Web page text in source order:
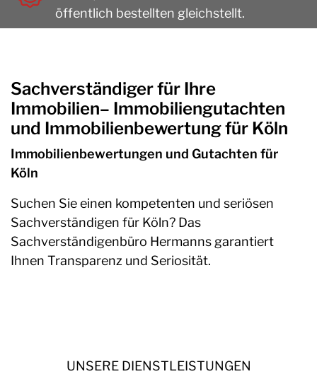
öffentlich bestellten gleichstellt.
Sachverständiger für Ihre
Immobilien– Immobiliengutachten
und Immobilienbewertung für Köln
Immobilienbewertungen und Gutachten für
Köln
Suchen Sie einen kompetenten und seriösen
Sachverständigen für Köln? Das
Sachverständigenbüro Hermanns garantiert
Ihnen Transparenz und Seriosität.
UNSERE DIENSTLEISTUNGEN